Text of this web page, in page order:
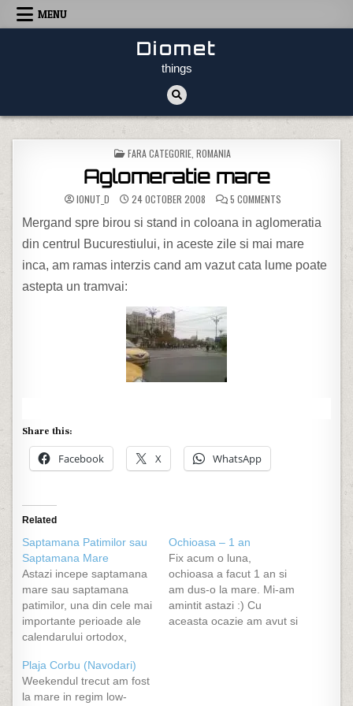
Skip to content
MENU
Diomet
things
POSTED IN
FARA CATEGORIE ROMANIA
Aglomeratie mare
IONUT_D 24 OCTOBER 2008 5 COMMENTSON AGLOMERATIE
Mergand spre birou si stand in coloana in aglomeratia
din centrul Bucurestiului, in aceste zile si mai mare
inca, am ramas interzis cand am vazut cata lume poate
astepta un tramvai:
Share this:
Facebook X WhatsApp
Related
Saptamana Patimilor sau
Saptamana Mare
Astazi incepe saptamana
mare sau saptamana
patimilor, una din cele mai
importante perioade ale
calendarului ortodox,
au anumite
semnificatii/praznuiri.
Dintre acestea ma voi
Ochioasa – 1 an
Fix acum o luna,
ochioasa a facut 1 an si
am dus-o la mare. Mi-am
amintit astazi :) Cu
aceasta ocazie am avut si
Plaja Corbu (Navodari)
Weekendul trecut am fost
la mare in regim low-